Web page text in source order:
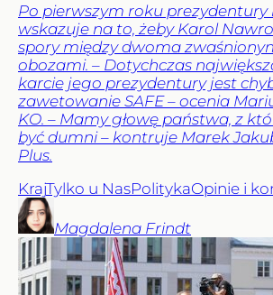
Po pierwszym roku prezydentury
wskazuje na to, żeby Karol
spory między dwoma
obozami. – Dotychczas
karcie jego prezydentury jest
zawetowanie SAFE – ocenia
KO. – Mamy głowę państwa, z
być dumni – kontruje Marek
Plus.
KrajTylko u NasPolitykaOpinie i
Magdalena Frindt